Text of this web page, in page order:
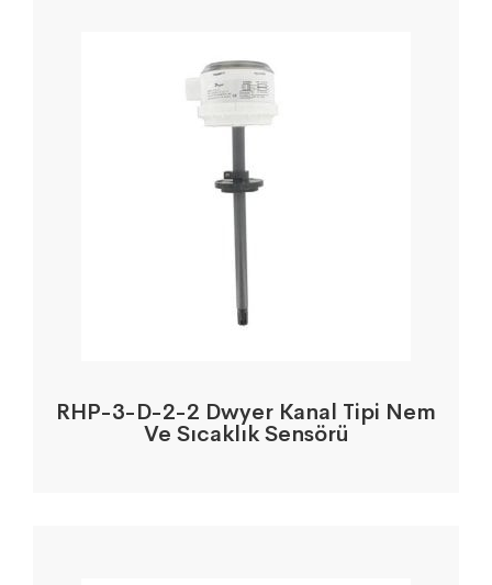
RHP-3-D-2-2 Dwyer Kanal Tipi Nem
Ve Sıcaklık Sensörü